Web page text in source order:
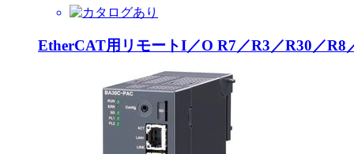
EtherCAT用リモートI／O R7／R3／R30／R8